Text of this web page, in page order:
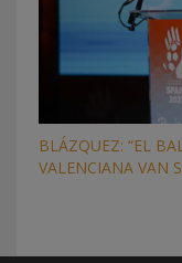
BLÁZQUEZ: “EL
VALENCIANA VAN